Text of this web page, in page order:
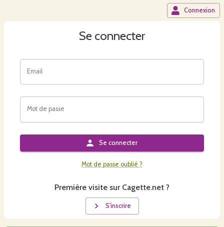
Connexion
Se connecter
Email
Mot de passe
Se connecter
Mot de passe oublié ?
Première visite sur Cagette.net ?
S'inscrire